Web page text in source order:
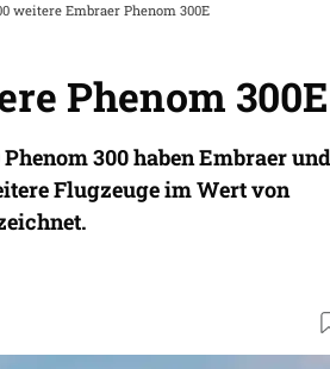
weitere Embraer Phenom 300E
Phenom 300E
300 haben Embraer und
Flugzeuge im Wert von